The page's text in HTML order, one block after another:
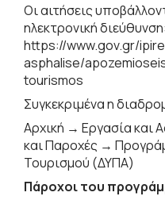
Οι αιτήσεις
ηλεκτρονική διεύθυνση:
https://www.gov.gr/
asphalise/
tourismos
Συγκεκριμένα η
Αρχική → Εργασία και
και Παροχές →
Τουρισμού (ΔΥΠΑ)
Πάροχοι του